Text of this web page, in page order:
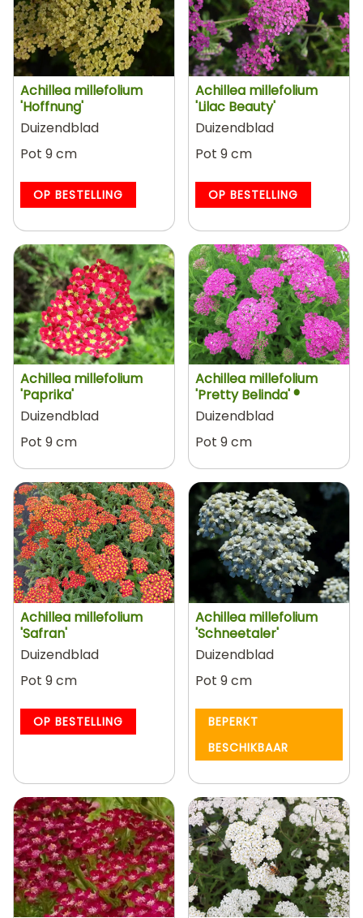
Achillea millefolium
'Hoffnung'
Duizendblad
Pot 9 cm
OP BESTELLING
Achillea millefolium
'Lilac Beauty'
Duizendblad
Pot 9 cm
OP BESTELLING
Achillea millefolium
'Paprika'
Duizendblad
Pot 9 cm
Achillea millefolium
'Pretty Belinda' ®
Duizendblad
Pot 9 cm
Achillea millefolium
'Safran'
Duizendblad
Pot 9 cm
OP BESTELLING
Achillea millefolium
'Schneetaler'
Duizendblad
Pot 9 cm
BEPERKT
BESCHIKBAAR